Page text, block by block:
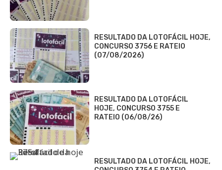
RESULTADO DA LOTOFÁCIL HOJE,
CONCURSO 3756 E RATEIO
(07/08/2026)
RESULTADO DA LOTOFÁCIL
HOJE, CONCURSO 3755 E
RATEIO (06/08/26)
RESULTADO DA LOTOFÁCIL HOJE,